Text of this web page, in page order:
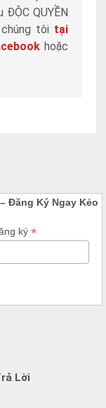
QUYỀN
tôi tại
hoặc
Đăng Ký Ngay Kẻo
ký *
Lời